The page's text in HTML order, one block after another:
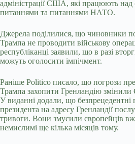
адміністрації США, які працюють
питаннями та питаннями НАТО.
Джерела поділилися, що чиновники
Трампа не проводити військову
республіканці заявили, що в разі
можуть оголосити імпічмент.
Раніше Politico писало, що погрози
Трампа захопити Гренландію
У виданні додали, що безпрецедентні
президента на адресу Гренландії
тривоги. Вони змусили європейців
немислимі ще кілька місяців тому.